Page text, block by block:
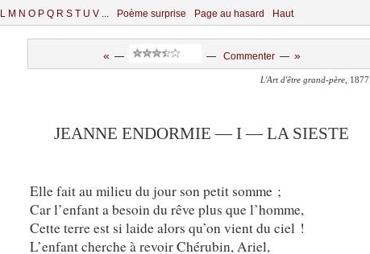
L M N O P Q R S T U V ... Poème surprise Page au hasard Haut
« — — Commenter— »
L'Art d'être grand-père , 1877
JEANNE ENDORMIE — I — LA SIESTE
Elle fait au milieu du jour son petit somme ;
Car l’enfant a besoin du rêve plus que l’homme,
Cette terre est si laide alors qu’on vient du ciel !
L’enfant cherche à revoir Chérubin, Ariel,